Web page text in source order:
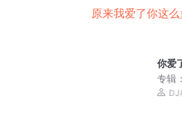
原来我爱了你这
你爱
专辑：
DJ